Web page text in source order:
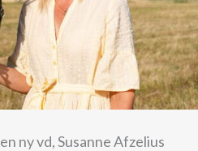
ny vd, Susanne Afzelius